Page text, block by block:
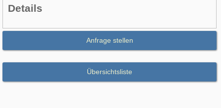
Details
Anfrage stellen
Übersichtsliste